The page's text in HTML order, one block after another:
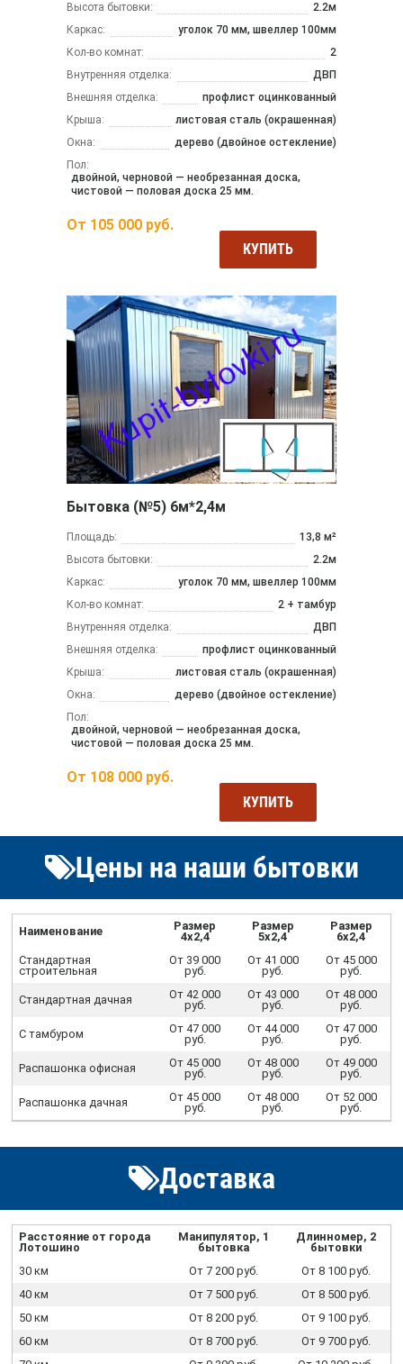
Высота бытовки:
2.2м
Каркас:
уголок 70 мм, швеллер 100мм
Кол-во комнат:
2
Внутренняя отделка:
ДВП
Внешняя отделка:
профлист оцинкованный
Крыша:
листовая сталь (окрашенная)
Окна:
дерево (двойное остекление)
Пол:
двойной, черновой — необрезанная доска,
чистовой — половая доска 25 мм.
От 105 000 руб.
КУПИТЬ
Бытовка (№5) 6м*2,4м
Площадь:
13,8 м²
Высота бытовки:
2.2м
Каркас:
уголок 70 мм, швеллер 100мм
Кол-во комнат:
2 + тамбур
Внутренняя отделка:
ДВП
Внешняя отделка:
профлист оцинкованный
Крыша:
листовая сталь (окрашенная)
Окна:
дерево (двойное остекление)
Пол:
двойной, черновой — необрезанная доска,
чистовой — половая доска 25 мм.
От 108 000 руб.
КУПИТЬ
Цены на наши бытовки
Наименование
Размер
4х2,4
Размер
5х2,4
Размер
6х2,4
Стандартная
строительная
От 39 000
руб.
От 41 000
руб.
От 45 000
руб.
Стандартная дачная
От 42 000
руб.
От 43 000
руб.
От 48 000
руб.
С тамбуром
От 47 000
руб.
От 44 000
руб.
От 47 000
руб.
Распашонка офисная
От 45 000
руб.
От 48 000
руб.
От 49 000
руб.
Распашонка дачная
От 45 000
руб.
От 48 000
руб.
От 52 000
руб.
Доставка
Расстояние от города
Лотошино
Манипулятор, 1
бытовка
Длинномер, 2
бытовки
30 км
От 7 200 руб.
От 8 100 руб.
40 км
От 7 500 руб.
От 8 500 руб.
50 км
От 8 200 руб.
От 9 100 руб.
60 км
От 8 700 руб.
От 9 700 руб.